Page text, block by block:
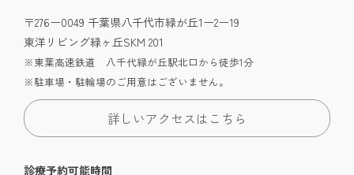
〒276ー0049 千葉県八千代市緑が丘1ー2ー19
東洋リビング緑ヶ丘SKM 201
※東葉高速鉄道 八千代緑が丘駅北口から徒歩1分
※駐車場・駐輪場のご用意はございません。
詳しいアクセスはこちら
診療予約可能時間